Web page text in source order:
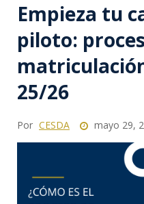
Empieza tu
piloto:
25/26
Por CESDA mayo 29,